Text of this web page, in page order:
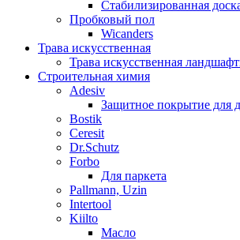
Стабилизированная
Пробковый пол
Wicanders
Трава искусственная
Трава искусственная
Строительная химия
Adesiv
Защитное покрытие для
Bostik
Ceresit
Dr.Schutz
Forbo
Для паркета
Pallmann, Uzin
Intertool
Kiilto
Масло